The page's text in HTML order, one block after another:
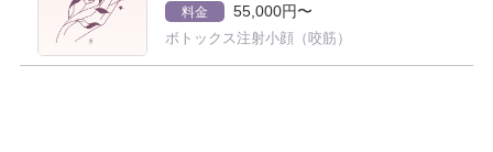
料金 55,000円〜
ボトックス注射小顔（咬筋）